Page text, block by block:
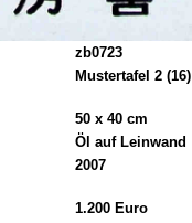
zb0723
Mustertafel 2 (16)
50 x 40 cm
Öl auf Leinwand
2007
1.200 Euro